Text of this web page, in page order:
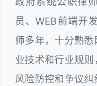
员、WEB前端开
师多年，十分熟
业技术和行业规
风险防控和争议